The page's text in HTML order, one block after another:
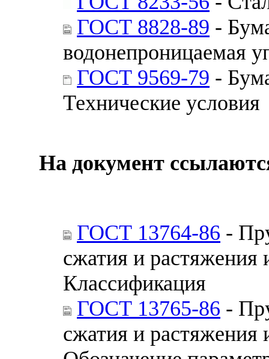
ГОСТ 8828-89 -
водонепроницаемая
ГОСТ 9569-79 -
Технические условия
На документ
ГОСТ 13764-86 -
сжатия и растяжения
Классификация
ГОСТ 13765-86 -
сжатия и растяжения